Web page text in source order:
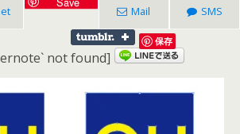
Mail SMS
保存
not found]